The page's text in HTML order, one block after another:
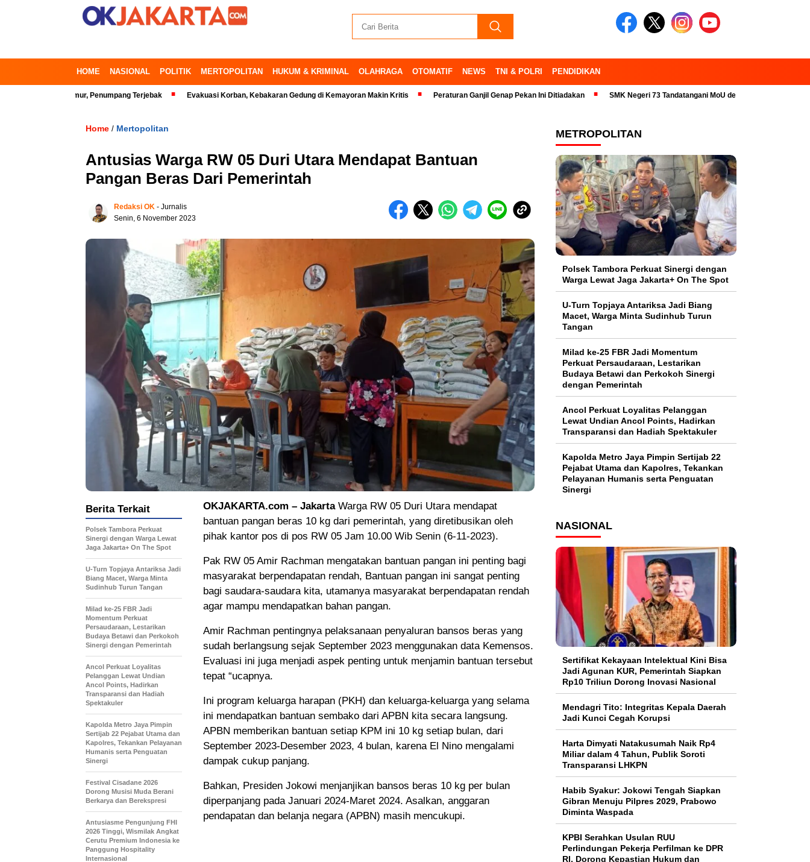
HOME NASIONAL POLITIK MERTOPOLITAN HUKUM & KRIMINAL OLAHRAGA OTOMATIF NEWS TNI & POLRI PENDIDIKAN
Timur, Penumpang Terjebak Evakuasi Korban, Kebakaran Gedung di Kemayoran Makin Kritis Peraturan Ganjil Genap Pekan Ini Ditiadakan SMK Negeri 73 Tandatangani MoU dengan 23 Industri Pariwisata dan
Home / Mertopolitan
Antusias Warga RW 05 Duri Utara Mendapat Bantuan
Pangan Beras Dari Pemerintah
Redaksi OK - Jurnalis
Senin, 6 November 2023
OKJAKARTA.com – Jakarta Warga RW 05 Duri Utara mendapat
bantuan pangan beras 10 kg dari pemerintah, yang diretibusikan oleh
pihak kantor pos di pos RW 05 Jam 10.00 Wib Senin (6-11-2023).
Pak RW 05 Amir Rachman mengatakan bantuan pangan ini penting bagi
masyarakat berpendapatan rendah, Bantuan pangan ini sangat penting
bagi saudara-saudara kita, utamanya masyarakat berpendapatan rendah
agar mampu mendapatkan bahan pangan.
Amir Rachman pentingnya pelaksanaan penyaluran bansos beras yang
sudah berlangsung sejak September 2023 menggunakan data Kemensos.
Evaluasi ini juga menjadi aspek penting untuk menjamin bantuan tersebut
tepat “ucapnya.
Ini program keluarga harapan (PKH) dan keluarga-keluarga yang selama
ini mendapatkan bantuan sembako dari APBN kita secara langsung.
APBN memberikan bantuan setiap KPM ini 10 kg setiap bulan, dari
September 2023-Desember 2023, 4 bulan, karena El Nino mengalami
dampak cukup panjang.
Bahkan, Presiden Jokowi menjanjikan bansos beras 10 kg per bulan
diperpanjang pada Januari 2024-Maret 2024. Asalkan, anggaran
pendapatan dan belanja negara (APBN) masih mencukupi.
Berita Terkait
Polsek Tambora Perkuat
Sinergi dengan Warga Lewat
Jaga Jakarta+ On The Spot
U-Turn Topjaya Antariksa Jadi
Biang Macet, Warga Minta
Sudinhub Turun Tangan
Milad ke-25 FBR Jadi
Momentum Perkuat
Persaudaraan, Lestarikan
Budaya Betawi dan Perkokoh
Sinergi dengan Pemerintah
Ancol Perkuat Loyalitas
Pelanggan Lewat Undian
Ancol Points, Hadirkan
Transparansi dan Hadiah
Spektakuler
Kapolda Metro Jaya Pimpin
Sertijab 22 Pejabat Utama dan
Kapolres, Tekankan Pelayanan
Humanis serta Penguatan
Sinergi
Festival Cisadane 2026
Dorong Musisi Muda Berani
Berkarya dan Berekspresi
Antusiasme Pengunjung FHI
2026 Tinggi, Wismilak Angkat
Cerutu Premium Indonesia ke
Panggung Hospitality
Internasional
METROPOLITAN
Polsek Tambora Perkuat Sinergi dengan
Warga Lewat Jaga Jakarta+ On The Spot
U-Turn Topjaya Antariksa Jadi Biang
Macet, Warga Minta Sudinhub Turun
Tangan
Milad ke-25 FBR Jadi Momentum
Perkuat Persaudaraan, Lestarikan
Budaya Betawi dan Perkokoh Sinergi
dengan Pemerintah
Ancol Perkuat Loyalitas Pelanggan
Lewat Undian Ancol Points, Hadirkan
Transparansi dan Hadiah Spektakuler
Kapolda Metro Jaya Pimpin Sertijab 22
Pejabat Utama dan Kapolres, Tekankan
Pelayanan Humanis serta Penguatan
Sinergi
NASIONAL
Sertifikat Kekayaan Intelektual Kini Bisa
Jadi Agunan KUR, Pemerintah Siapkan
Rp10 Triliun Dorong Inovasi Nasional
Mendagri Tito: Integritas Kepala Daerah
Jadi Kunci Cegah Korupsi
Harta Dimyati Natakusumah Naik Rp4
Miliar dalam 4 Tahun, Publik Soroti
Transparansi LHKPN
Habib Syakur: Jokowi Tengah Siapkan
Gibran Menuju Pilpres 2029, Prabowo
Diminta Waspada
KPBI Serahkan Usulan RUU
Perlindungan Pekerja Perfilman ke DPR
RI, Dorong Kepastian Hukum dan